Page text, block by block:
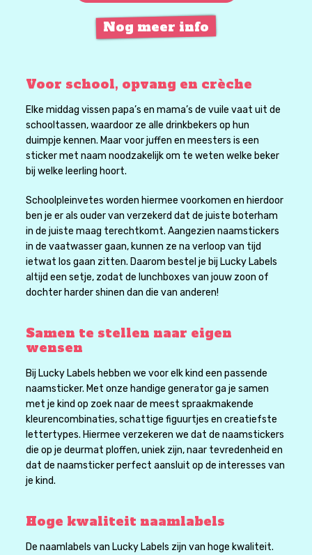
Nog meer info
Voor school, opvang en crèche
Elke middag vissen papa’s en mama’s de vuile vaat uit de
schooltassen, waardoor ze alle drinkbekers op hun
duimpje kennen. Maar voor juffen en meesters is een
sticker met naam noodzakelijk om te weten welke beker
bij welke leerling hoort.
Schoolpleinvetes worden hiermee voorkomen en hierdoor
ben je er als ouder van verzekerd dat de juiste boterham
in de juiste maag terechtkomt. Aangezien naamstickers
in de vaatwasser gaan, kunnen ze na verloop van tijd
ietwat los gaan zitten. Daarom bestel je bij Lucky Labels
altijd een setje, zodat de lunchboxes van jouw zoon of
dochter harder shinen dan die van anderen!
Samen te stellen naar eigen
wensen
Bij Lucky Labels hebben we voor elk kind een passende
naamsticker. Met onze handige generator ga je samen
met je kind op zoek naar de meest spraakmakende
kleurencombinaties, schattige figuurtjes en creatiefste
lettertypes. Hiermee verzekeren we dat de naamstickers
die op je deurmat ploffen, uniek zijn, naar tevredenheid en
dat de naamsticker perfect aansluit op de interesses van
je kind.
Hoge kwaliteit naamlabels
De naamlabels van Lucky Labels zijn van hoge kwaliteit.